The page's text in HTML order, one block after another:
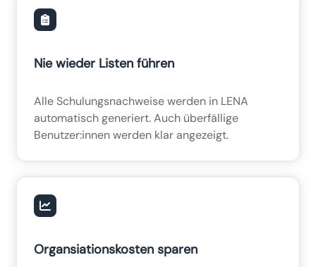
Nie wieder Listen führen
Alle Schulungsnachweise werden in LENA
automatisch generiert. Auch überfällige
Benutzer:innen werden klar angezeigt.
Organsiationskosten sparen